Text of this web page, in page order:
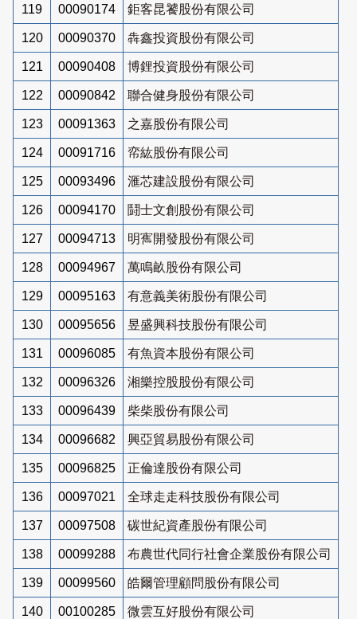
119 00090174 鉅客昆饕股份有限公司
120 00090370 犇鑫投資股份有限公司
121 00090408 博鋰投資股份有限公司
122 00090842 聯合健身股份有限公司
123 00091363 之嘉股份有限公司
124 00091716 帟紘股份有限公司
125 00093496 滙芯建設股份有限公司
126 00094170 鬪士文創股份有限公司
127 00094713 明寯開發股份有限公司
128 00094967 萬鳴畝股份有限公司
129 00095163 有意義美術股份有限公司
130 00095656 昱盛興科技股份有限公司
131 00096085 有魚資本股份有限公司
132 00096326 湘樂控股股份有限公司
133 00096439 柴柴股份有限公司
134 00096682 興亞貿易股份有限公司
135 00096825 正倫達股份有限公司
136 00097021 全球走走科技股份有限公司
137 00097508 碳世紀資產股份有限公司
138 00099288 布農世代同行社會企業股份有限公司
139 00099560 皓爾管理顧問股份有限公司
140 00100285 微雲互好股份有限公司